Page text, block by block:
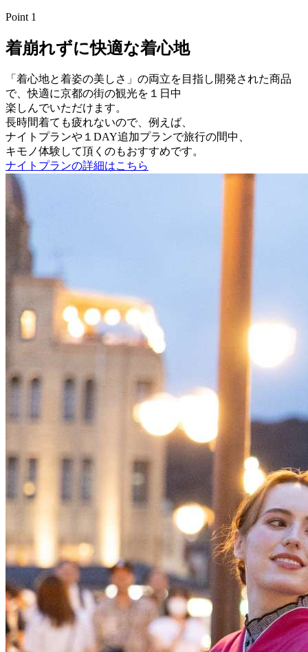
Point 1
着崩れずに快適な着心地
「着心地と着姿の美しさ」の両立を目指し開発された商品
で、快適に京都の街の観光を１日中
楽しんでいただけます。
長時間着ても疲れないので、例えば、
ナイトプランや１DAY追加プランで旅行の間中、
キモノ体験して頂くのもおすすめです。
ナイトプランの詳細はこちら